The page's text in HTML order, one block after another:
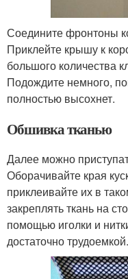
Соедините фронтоны
Приклейте крышу к
большого количества
Подождите немного,
полностью высохнет.
Обшивка тканью
Далее можно
Оборачивайте края
приклеивайте их в
закреплять ткань на
помощью иголки и
достаточно трудоемкой.